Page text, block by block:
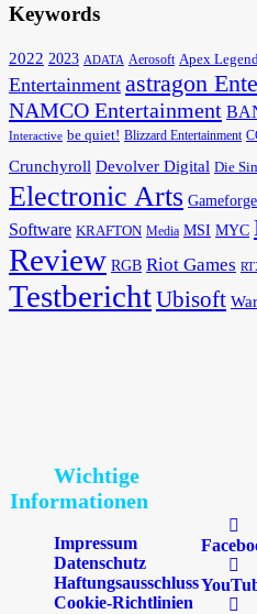
Keywords
2022 2023 ADATA Aerosoft Apex
Entertainment astragon
NAMCO Entertainment
Interactive be quiet! Blizzard Entertainment
Crunchyroll Devolver Digital Die
Electronic Arts Gameforge
Software KRAFTON Media MSI MYC
Review RGB Riot Games
TestberichtUbisoft
Wichtige
Informationen
Impressum
Datenschutz
Haftungsausschluss
Cookie-Richtlinien